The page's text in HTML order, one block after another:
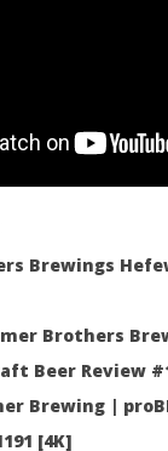
Brewings
Brothers
Beer Review
Brewing |
[4K]